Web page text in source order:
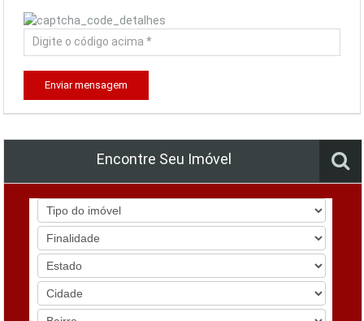
Enviar mensagem
Encontre Seu Imóvel